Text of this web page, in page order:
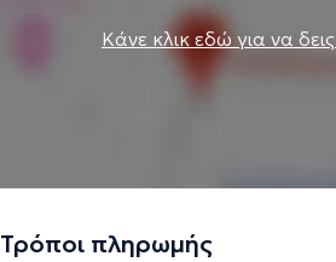
Κάνε κλικ εδώ για να
Τρόποι πληρωμής